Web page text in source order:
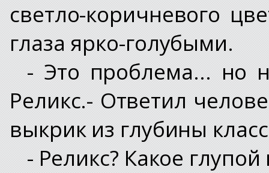
светло-коричневого
глаза ярко-голубыми.
- Это проблема... но
Реликс.- Ответил
выкрик из глубины
- Реликс? Какое